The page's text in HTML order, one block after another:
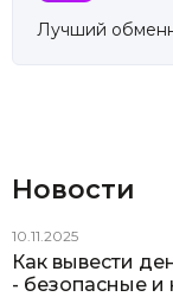
Лучший
Новости
10.11.2025
Как вывести
- безопасные